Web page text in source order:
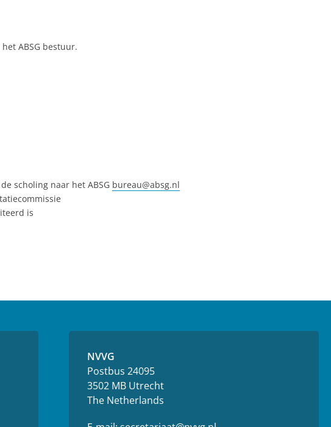
ABSG bestuur.
scholing naar het ABSG bureau@absg.nl
is
NVVG
Postbus 24095
3502 MB Utrecht
The Netherlands